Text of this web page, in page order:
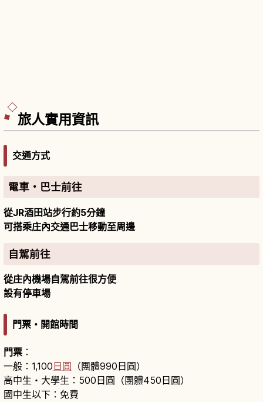
旅人實用資訊
交通方式
電車・巴士前往
從JR酒田站步行約5分鐘
可搭乘庄內交通巴士移動至周邊
自駕前往
從庄內機場自駕前往很方便
設有停車場
門票・開館時間
門票 ：
一般：1,100日圓 （團體990日圓）
高中生・大學生：500日圓（團體450日圓）
國中生以下：免費